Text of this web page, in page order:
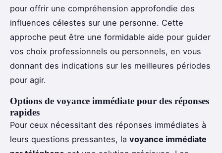
pour offrir une compréhension approfondie des
influences célestes sur une personne. Cette
approche peut être une formidable aide pour guider
vos choix professionnels ou personnels, en vous
donnant des indications sur les meilleures périodes
pour agir.
Options de voyance immédiate pour des réponses
rapides
Pour ceux nécessitant des réponses immédiates à
leurs questions pressantes, la voyance immédiate